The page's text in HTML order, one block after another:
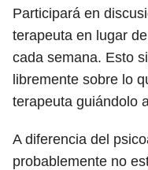
Participará en
terapeuta en lugar
cada semana. Esto
libremente sobre lo
terapeuta guiándolo
A diferencia del
probablemente no